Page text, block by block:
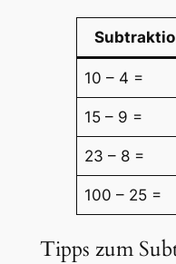
10 – 4 =
15 – 9 =
23 – 8 =
100 – 25 =
Tipps zum